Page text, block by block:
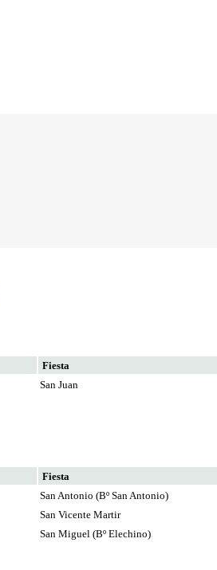
Fiesta
San Juan
Fiesta
San Antonio (Bº San Antonio)
San Vicente Martir
San Miguel (Bº Elechino)